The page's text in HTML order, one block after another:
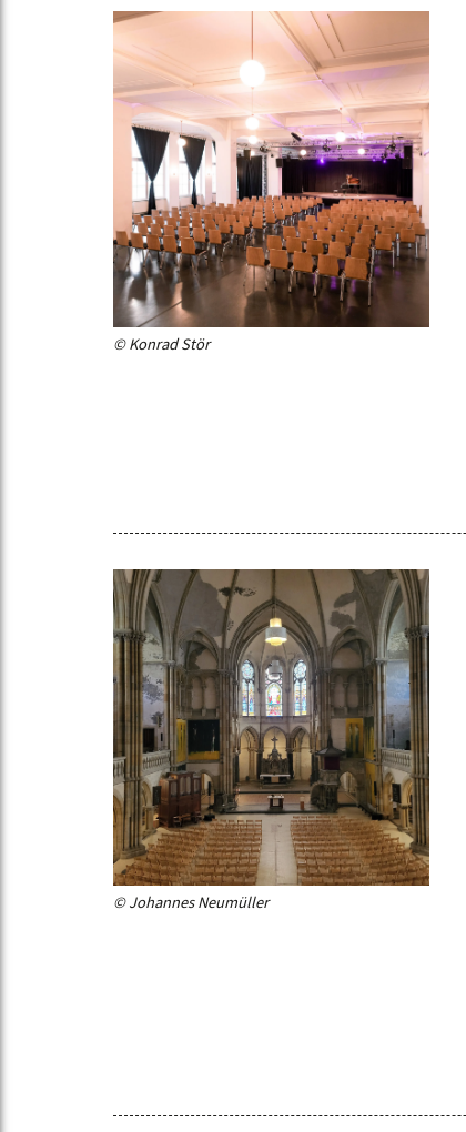
© Konrad Stör
© Johannes Neumüller